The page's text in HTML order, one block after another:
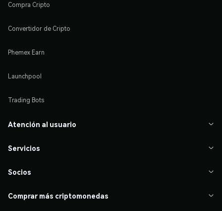
Compra Cripto
Convertidor de Cripto
Phemex Earn
Launchpool
Trading Bots
Atención al usuario 
Servicios 
Socios 
Comprar más criptomonedas 